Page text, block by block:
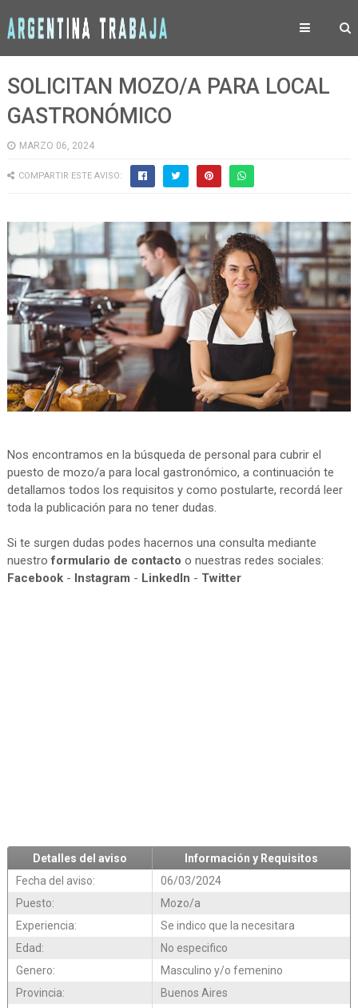
SOLICITAN MOZO/A PARA LOCAL
GASTRONÓMICO
MARZO 06, 2024
COMPARTIR ESTE AVISO:
Nos encontramos en la búsqueda de personal para cubrir el
puesto de mozo/a para local gastronómico, a continuación te
detallamos todos los requisitos y como postularte, recordá leer
toda la publicación para no tener dudas.
Si te surgen dudas podes hacernos una consulta mediante
nuestroformulario de contacto o nuestras redes sociales:
Facebook- Instagram - LinkedIn - Twitter
Detalles del aviso
Información y Requisitos
Fecha del aviso:
06/03/2024
Puesto:
Mozo/a
Experiencia:
Se indico que la necesitara
Edad:
No especifico
Genero:
Masculino y/o femenino
Provincia:
Buenos Aires